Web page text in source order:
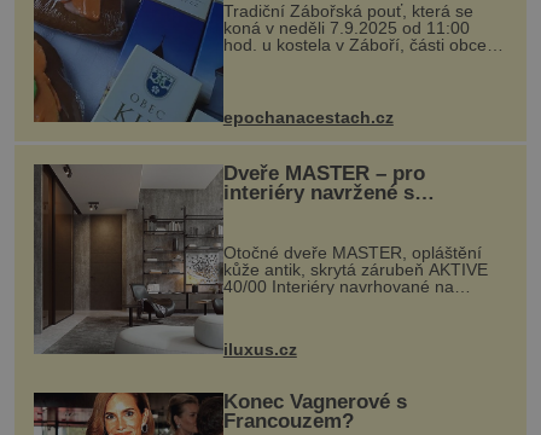
Tradiční Zábořská pouť, která se
koná v neděli 7.9.2025 od 11:00
hod. u kostela v Záboří, části obce
Kly u Mělníka. V programu naleznete
komentovanou prohlídku kostela,
epochanacestach.cz
Dveře MASTER – pro
interiéry navržené s
rozumem i vášní!
Otočné dveře MASTER, opláštění
kůže antik, skrytá zárubeň AKTIVE
40/00 Interiéry navrhované na
zakázku často vyžadují atypické
rozměry nejen nábytku, ale i
dnes umož...
iluxus.cz
Konec Vagnerové s
Francouzem?